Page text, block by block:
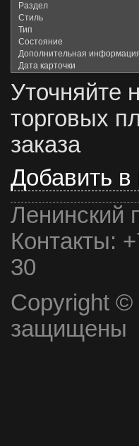
Раздел
Стиль
Тип
Состояние
Дополнительная
Дата карточки
Уточняйте
торговых
заказа
Добавить в
Ленинский
Контакты:
30
Copyright ©
защищены